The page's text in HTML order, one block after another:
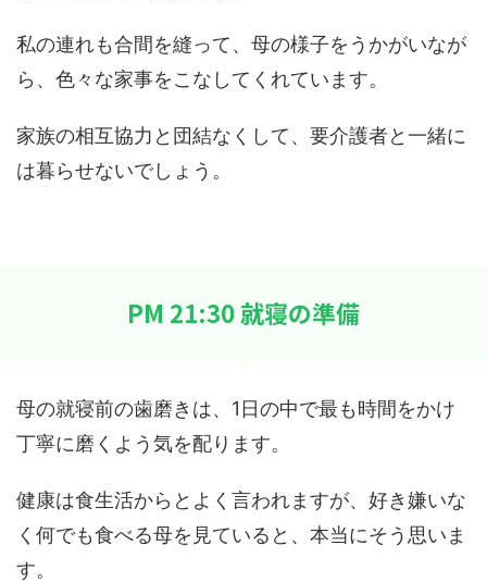
私の連れも合間を縫って、母の様子をうかがいなが
ら、色々な家事をこなしてくれています。
家族の相互協力と団結なくして、要介護者と一緒に
は暮らせないでしょう。
PM 21:30 就寝の準備
母の就寝前の歯磨きは、1日の中で最も時間をかけ
丁寧に磨くよう気を配ります。
健康は食生活からとよく言われますが、好き嫌いな
く何でも食べる母を見ていると、本当にそう思いま
す。